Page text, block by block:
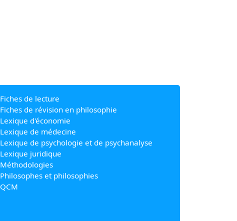
Fiches de lecture
Fiches de révision en philosophie
Lexique d'économie
Lexique de médecine
Lexique de psychologie et de psychanalyse
Lexique juridique
Méthodologies
Philosophes et philosophies
QCM